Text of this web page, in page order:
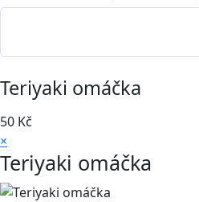
Teriyaki omáčka
50 Kč
×
Teriyaki omáčka